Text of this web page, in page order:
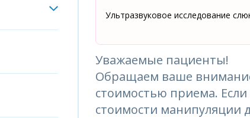
Ультразвуковое исследование
Уважаемые пациенты!
Обращаем ваше
стоимостью приема.
стоимости манипуляции